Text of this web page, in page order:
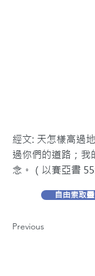
經文: 天怎樣高過
過你們的道路；我
念。（以賽亞書
自由索取
Previous